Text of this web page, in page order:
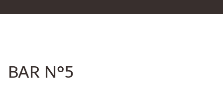
BAR N°5